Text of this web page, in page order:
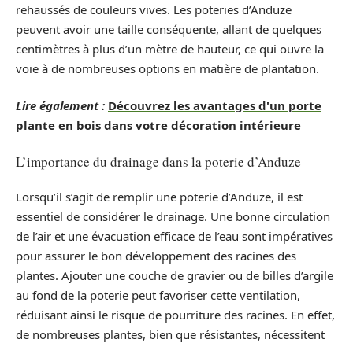
rehaussés de couleurs vives. Les poteries d’Anduze
peuvent avoir une taille conséquente, allant de quelques
centimètres à plus d’un mètre de hauteur, ce qui ouvre la
voie à de nombreuses options en matière de plantation.
Lire également : Découvrez les avantages d'un porte
plante en bois dans votre décoration intérieure
L’importance du drainage dans la poterie d’Anduze
Lorsqu’il s’agit de remplir une poterie d’Anduze, il est
essentiel de considérer le drainage. Une bonne circulation
de l’air et une évacuation efficace de l’eau sont impératives
pour assurer le bon développement des racines des
plantes. Ajouter une couche de gravier ou de billes d’argile
au fond de la poterie peut favoriser cette ventilation,
réduisant ainsi le risque de pourriture des racines. En effet,
de nombreuses plantes, bien que résistantes, nécessitent